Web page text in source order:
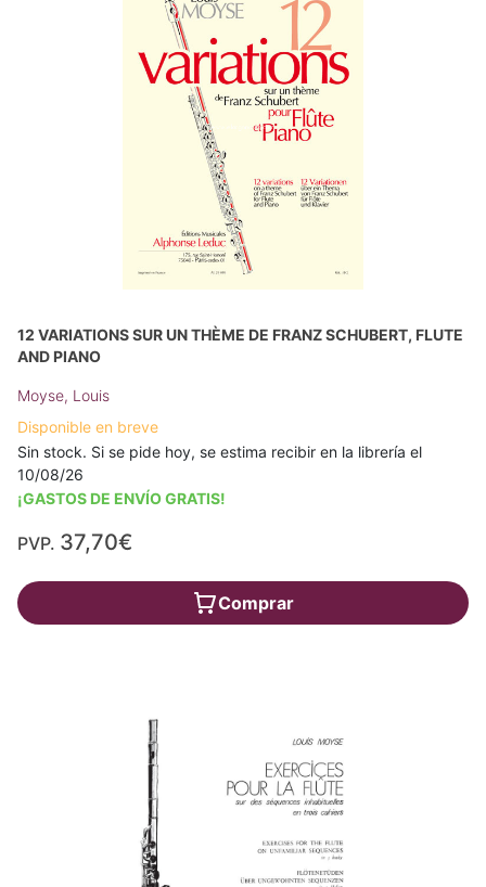
12 VARIATIONS SUR UN THÈME DE FRANZ SCHUBERT, FLUTE
AND PIANO
Moyse, Louis
Disponible en breve
Sin stock. Si se pide hoy, se estima recibir en la librería el
10/08/26
¡GASTOS DE ENVÍO GRATIS!
PVP. 37,70€
Comprar